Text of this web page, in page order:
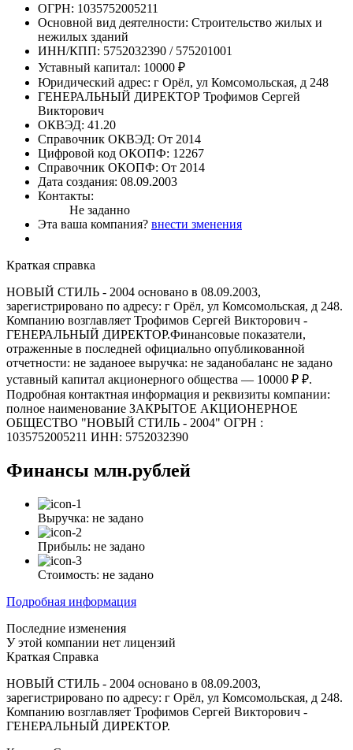
ОГРН: 1035752005211
Основной вид деятелности: Строительство жилых и
нежилых зданий
ИНН/КПП: 5752032390 / 575201001
Уставный капитал: 10000 ₽
Юридический адрес: г Орёл, ул Комсомольская, д 248
ГЕНЕРАЛЬНЫЙ ДИРЕКТОР Трофимов Сергей
Викторович
ОКВЭД: 41.20
Справочник ОКВЭД: От 2014
Цифровой код ОКОПФ: 12267
Справочник ОКОПФ: От 2014
Дата создания: 08.09.2003
Контакты:
Не заданно
Эта ваша компания? внести зменения
Краткая справка
НОВЫЙ СТИЛЬ - 2004 основано в 08.09.2003,
зарегистрировано по адресу: г Орёл, ул Комсомольская, д 248.
Компанию возглавляет Трофимов Сергей Викторович -
ГЕНЕРАЛЬНЫЙ ДИРЕКТОР.Финансовые показатели,
отраженные в последней официально опубликованной
отчетности: не заданоее выручка: не заданобаланс не задано
уставный капитал акционерного общества — 10000 ₽ ₽.
Подробная контактная информация и реквизиты компании:
полное наименование ЗАКРЫТОЕ АКЦИОНЕРНОЕ
ОБЩЕСТВО "НОВЫЙ СТИЛЬ - 2004" ОГРН :
1035752005211 ИНН: 5752032390
Финансы млн.рублей
Выручка: не задано
Прибыль: не задано
Стоимость: не задано
Подробная информация
Последние изменения
У этой компании нет лицензий
Краткая Справка
НОВЫЙ СТИЛЬ - 2004 основано в 08.09.2003,
зарегистрировано по адресу: г Орёл, ул Комсомольская, д 248.
Компанию возглавляет Трофимов Сергей Викторович -
ГЕНЕРАЛЬНЫЙ ДИРЕКТОР.